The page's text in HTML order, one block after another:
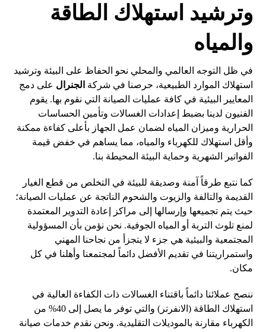
وترشيد استهلاك الطاقة
والمياه
في ظل التوجه العالمي والمحلي نحو الحفاظ على البيئة وترشيد
استهلاك الموارد الطبيعية، حرصنا في شركة الجنرال على دمج
المعايير البيئية في كافة عمليات الصيانة التي نقوم بها. يقوم
الفنيون لدينا بضبط إعدادات الغسالات وتأمين الحساسات
الحرارية وميزان المياه لضمان عمل الجهاز بأعلى كفاءة ممكنة
وأقل استهلاك للكهرباء والمياه، مما يساهم في خفض قيمة
الفواتير الشهرية وحماية البيئة المحيطة بنا.
كما نتبع طرقاً آمنة وصديقة للبيئة في التخلص من قطع الغيار
القديمة والتالفة والزيوت والشحوم الناتجة عن عمليات الصيانة؛
حيث يتم تجميعها وإرسالها إلى مراكز إعادة التدوير المعتمدة
لمنع تلوث التربة أو المياه الجوفية. نحن نؤمن بأن المسؤولية
المجتمعية والبيئية هي جزء لا يتجزأ من نجاحنا المهني
واستمراريتنا في تقديم الأفضل دائماً لمجتمعنا وأهلنا في كل
مكان.
ننصح عملائنا دائماً باقتناء الغسالات ذات الكفاءة العالية في
استهلاك الطاقة (الانفرتر) والتي توفر ما يصل إلى 40% من
الكهرباء مقارنة بالموديلات التقليدية. ونحن نقدم خدمات صيانة